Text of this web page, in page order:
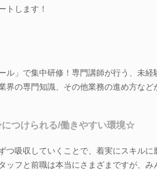
トします！
ル」で集中研修！専門講師が行う、未
界の専門知識、その他業務の進め方など
つけられる/働きやすい環境☆
つ吸収していくことで、着実にスキル
ッフと前職は本当にさまざまですが、